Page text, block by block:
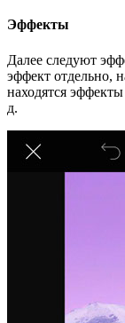
Эффекты
Далее следуют
эффект отдельно,
находятся
д.